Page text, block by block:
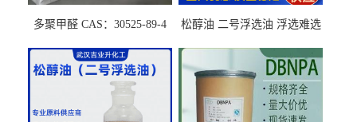
多聚甲醛 CAS：30525-89-4
松醇油 二号浮选油 浮选难选